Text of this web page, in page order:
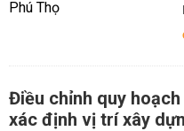
Điều chỉnh quy
xác định vị trí xây